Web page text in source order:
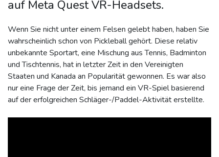
auf Meta Quest VR-Headsets.
Wenn Sie nicht unter einem Felsen gelebt haben, haben Sie
wahrscheinlich schon von Pickleball gehört. Diese relativ
unbekannte Sportart, eine Mischung aus Tennis, Badminton
und Tischtennis, hat in letzter Zeit in den Vereinigten
Staaten und Kanada an Popularität gewonnen. Es war also
nur eine Frage der Zeit, bis jemand ein VR-Spiel basierend
auf der erfolgreichen Schläger-/Paddel-Aktivität erstellte.